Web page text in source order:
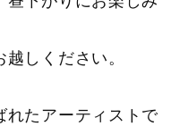
しください。
たアーティストで